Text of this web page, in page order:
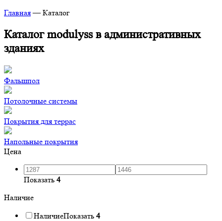
Главная — Каталог
Каталог modulyss в административных
зданиях
Фальшпол
Потолочные системы
Покрытия для террас
Напольные покрытия
Цена
Показать 4
Наличие
НаличиеПоказать 4